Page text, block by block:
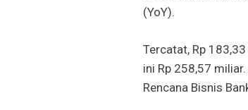
(YoY).
Tercatat, Rp
ini Rp 258,57
Rencana Bisnis